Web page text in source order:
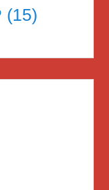
(15)